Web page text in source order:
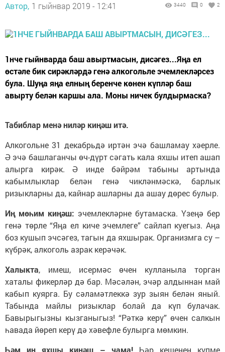
Автор, 1 гыйнвар 2019 - 12:41 3440 0 2
1нче гыйнварда баш авыртмасын, дисәгез...Яңа ел
өстәле бик сирәкләрдә генә алкогольле эчемлекләрсез
була. Шуңа яңа елның беренче көнен күпләр баш
авырту белән каршы ала. Моны ничек булдырмаска?
Табиблар менә ниләр киңәш итә.
Алкогольне 31 декабрьдә иртән эчә башламау хәерле.
Ә эчә башлаганчы өч-дүрт сәгать кала яхшы итеп ашап
алырга кирәк. Ә инде бәйрәм табыны артында
кабымлыклар белән генә чикләнмәскә, барлык
ризыкларны да, кайнар ашларны да ашау дөрес булыр.
Иң мөһим киңәш: эчемлекләрне бутамаска. Үзеңә бер
генә төрле “Яңа ел киче эчемлеге” сайлап куегыз. Аңа
боз кушып эчсәгез, тагын да яхшырак. Организмга су –
күбрәк, алкоголь азрак керәчәк.
Халыкта, имеш, исермәс өчен кулланыла торган
хаталы фикерләр дә бар. Мәсәлән, эчәр алдыннан май
кабып куярга. Бу сәламәтлеккә зур зыян белән яный.
Табында майлы ризыклар болай да күп булачак.
Бавырыгызны кызганыгыз! “Рәткә керү” өчен салкын
һавада йөреп керү дә хәвефле булырга мөмкин.